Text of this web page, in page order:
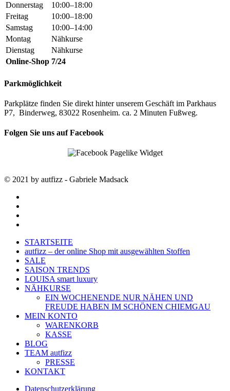
Donnerstag
10:00–18:00
Freitag
10:00–18:00
Samstag
10:00–14:00
Montag
Nähkurse
Dienstag
Nähkurse
Online-Shop 7/24
Parkmöglichkeit
Parkplätze finden Sie direkt hinter unserem Geschäft im Parkhaus
P7, Binderweg, 83022 Rosenheim. ca. 2 Minuten Fußweg.
Folgen Sie uns auf Facebook
© 2021 by autfizz - Gabriele Madsack
Close
Menu
STARTSEITE
autfizz – der online Shop mit ausgewählten Stoffen
SALE
SAISON TRENDS
LOUISA smart luxury
NÄHKURSE
EIN WOCHENENDE NUR NÄHEN UND
FREUDE HABEN IM SCHÖNEN CHIEMGAU
MEIN KONTO
WARENKORB
KASSE
BLOG
TEAM autfizz
PRESSE
KONTAKT
Datenschutzerklärung